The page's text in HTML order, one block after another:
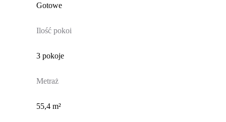
Gotowe
Ilość pokoi
3 pokoje
Metraż
55,4 m²